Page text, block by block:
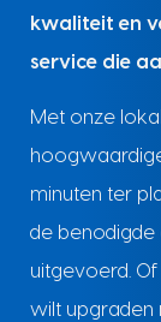
kwaliteit en
service die
Met onze
minuten ter
de benodigde
uitgevoerd.
wilt upgraden